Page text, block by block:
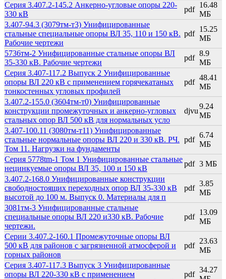
Серия 3.407.2-145.2 Анкерно-угловые опоры 220-
330 кВ
pdf
16.48
МБ
3.407-94.3 (3079тм-т3) Унифицированные
стальные специальные опоры ВЛ 35, 110 и 150 кВ.
Рабочие чертежи
pdf
15.25
МБ
5736тм-2 Унифицированные стальные опоры ВЛ
35-330 кВ. Рабочие чертежи
pdf
8.9
МБ
Серия 3.407-117.2 Выпуск 2 Унифицированные
опоры ВЛ 220 кВ с применением горячекатаных
тонкостенных угловых профилей
pdf
48.41
МБ
3.407.2-155.0 (3604тм-т0) Унифицированные
конструкции промежуточных и анкерно-угловых
стальных опор ВЛ 500 кВ для нормальных усло
djvu
9.24
МБ
3.407-100.11 (3080тм-т11) Унифицированные
стальные нормальные опоры ВЛ 220 и 330 кВ. РЧ.
Том 11. Нагрузки на фундаменты
pdf
6.74
МБ
Серия 5778tm-1 Том 1 Унифицированные стальные
нецинкуемые опоры ВЛ 35, 100 и 150 кВ
pdf 3 МБ
3.407.2-168.0 Унифицированные конструкции
свободностоящих переходных опор ВЛ 35-330 кВ
высотой до 100 м. Выпуск 0. Материалы для п
pdf
3.85
МБ
3081тм-3 Унифицированные стальные
специальные опоры ВЛ 220 и330 кВ. Рабочие
чертежи.
pdf
13.09
МБ
Серии 3.407.2-160.1 Промежуточные опоры ВЛ
500 кВ для районов с загрязненной атмосферой и
горных районов
pdf
23.63
МБ
Серия 3.407-117.3 Выпуск 3 Унифицированные
опоры ВЛ 220-330 кВ с применением
pdf
34.27